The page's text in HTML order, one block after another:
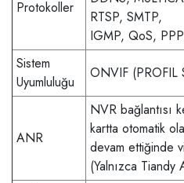
Protokoller
RTSP, SMTP,
IGMP, QoS,
Sistem
Uyumluluğu
ONVIF (PROFIL
ANR
NVR bağlantısı
kartta otomatik
devam ettiğinde
(Yalnızca